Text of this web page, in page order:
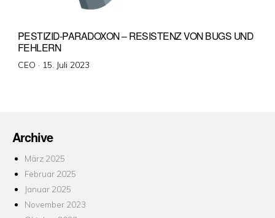
PESTIZID-PARADOXON – RESISTENZ VON BUGS UND
FEHLERN
CEO · Veröffentlicht
15. Juli 2023
Archive
März 2025
Februar 2025
Januar 2025
November 2023